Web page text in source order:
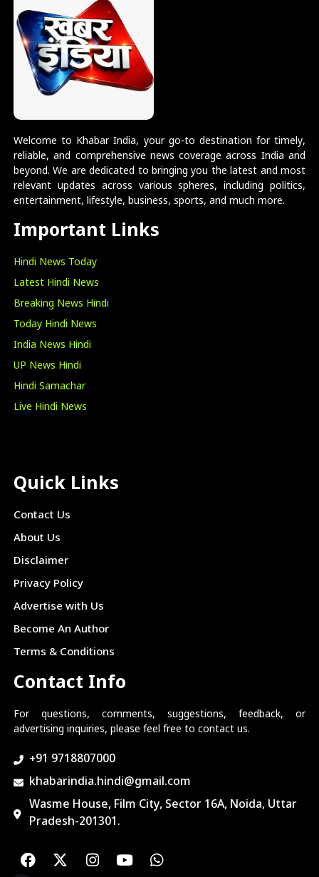
Welcome to Khabar India, your go-to destination for timely,
reliable, and comprehensive news coverage across India and
beyond. We are dedicated to bringing you the latest and most
relevant updates across various spheres, including politics,
entertainment, lifestyle, business, sports, and much more.
Important Links
Hindi News Today
Latest Hindi News
Breaking News Hindi
Today Hindi News
India News Hindi
UP News Hindi
Hindi Samachar
Live Hindi News
Quick Links
Contact Us
About Us
Disclaimer
Privacy Policy
Advertise with Us
Become An Author
Terms & Conditions
Contact Info
For questions, comments, suggestions, feedback, or
advertising inquiries, please feel free to contact us.
+91 9718807000
khabarindia.hindi@gmail.com
Wasme House, Film City, Sector 16A, Noida, Uttar
Pradesh-201301.